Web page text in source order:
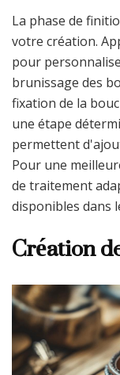
La phase de
votre création.
pour
brunissage des
fixation de la
une étape
permettent
Pour une
de traitement
disponibles dans
Création